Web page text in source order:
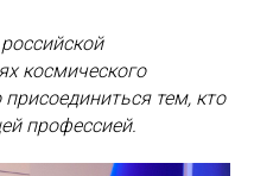
космического
тем, кто
профессией.